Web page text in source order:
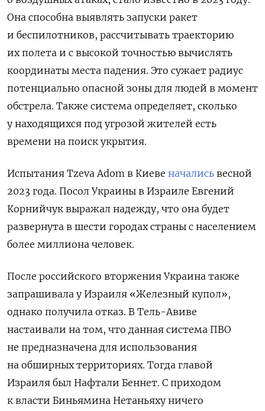
Она способна выявлять запуски ракет
и беспилотников, рассчитывать траекторию
их полета и с высокой точностью вычислять
координаты места падения. Это сужает радиус
потенциально опасной зоны для людей в момент
обстрела. Также система определяет, сколько
у находящихся под угрозой жителей есть
времени на поиск укрытия.
Испытания Tzeva Adom в Киеве начались весной
2023 года. Посол Украины в Израиле Евгений
Корнийчук выражал надежду, что она будет
развернута в шести городах страны с населением
более миллиона человек.
После российского вторжения Украина также
запрашивала у Израиля «Железный купол»,
однако получила отказ. В Тель-Авиве
настаивали на том, что данная система ПВО
не предназначена для использования
на обширных территориях. Тогда главой
Израиля был Нафтали Беннет. С приходом
к власти Биньямина Нетаньяху ничего